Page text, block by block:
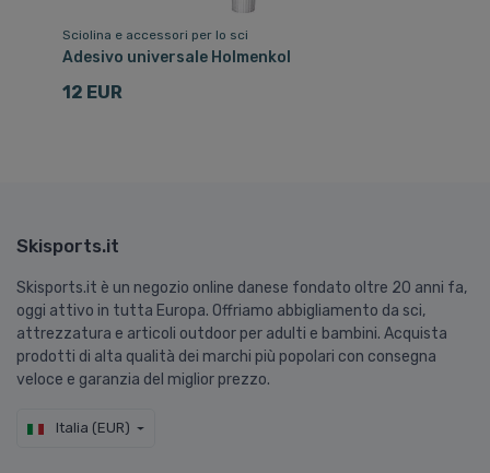
Sciolina e accessori per lo sci
Adesivo universale Holmenkol
12 EUR
Skisports.it
Skisports.it è un negozio online danese fondato oltre 20 anni fa,
oggi attivo in tutta Europa. Offriamo abbigliamento da sci,
attrezzatura e articoli outdoor per adulti e bambini. Acquista
prodotti di alta qualità dei marchi più popolari con consegna
veloce e garanzia del miglior prezzo.
Italia (EUR)